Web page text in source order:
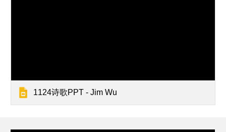
1124诗歌PPT - Jim Wu